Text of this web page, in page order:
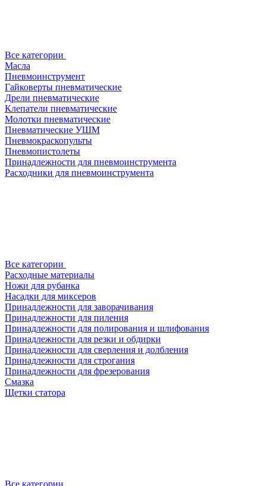
Все категории
Масла
Пневмоинструмент
Гайковерты пневматические
Дрели пневматические
Клепатели пневматические
Молотки пневматические
Пневматические УШМ
Пневмокраскопульты
Пневмопистолеты
Принадлежности для пневмоинструмента
Расходники для пневмоинструмента
Все категории
Расходные материалы
Ножи для рубанка
Насадки для миксеров
Принадлежности для заворачивания
Принадлежности для пиления
Принадлежности для полирования и шлифования
Принадлежности для резки и обдирки
Принадлежности для сверления и долбления
Принадлежности для строгания
Принадлежности для фрезерования
Смазка
Щетки статора
Все категории